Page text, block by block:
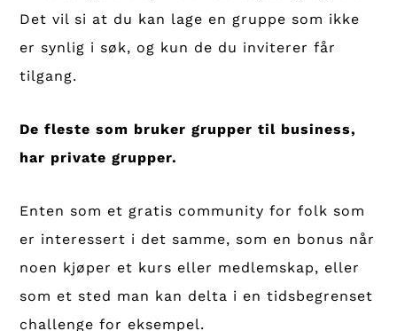
Det vil si at du kan lage en gruppe som ikke
er synlig i søk, og kun de du inviterer får
tilgang.
De fleste som bruker grupper til business,
har private grupper.
Enten som et gratis community for folk som
er interessert i det samme, som en bonus når
noen kjøper et kurs eller medlemskap, eller
som et sted man kan delta i en tidsbegrenset
challenge for eksempel.